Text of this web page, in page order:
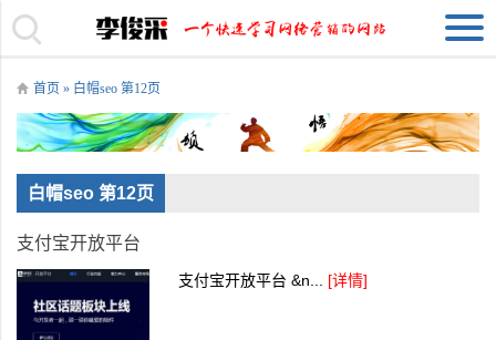
首页 » 白帽seo 第12页
白帽seo 第12页
支付宝开放平台
支付宝开放平台 &n... [详情]